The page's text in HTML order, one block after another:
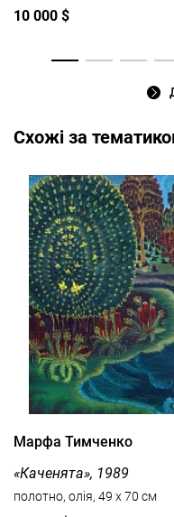
10 000 $
Cхожі за
Марфа Тимченко
«Каченята», 1989
полотно, олія, 49 x 70 см